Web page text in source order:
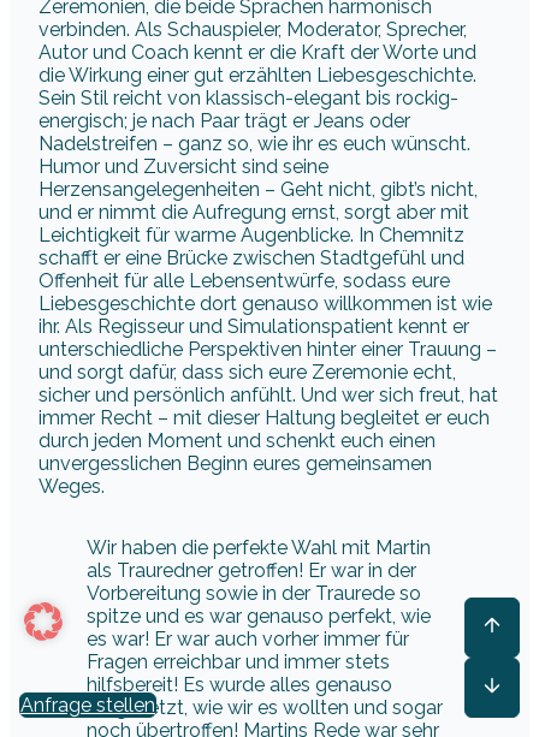
Zeremonien, die beide Sprachen harmonisch
verbinden. Als Schauspieler, Moderator, Sprecher,
Autor und Coach kennt er die Kraft der Worte und
die Wirkung einer gut erzählten Liebesgeschichte.
Sein Stil reicht von klassisch-elegant bis rockig-
energisch; je nach Paar trägt er Jeans oder
Nadelstreifen – ganz so, wie ihr es euch wünscht.
Humor und Zuversicht sind seine
Herzensangelegenheiten – Geht nicht, gibt’s nicht,
und er nimmt die Aufregung ernst, sorgt aber mit
Leichtigkeit für warme Augenblicke. In Chemnitz
schafft er eine Brücke zwischen Stadtgefühl und
Offenheit für alle Lebensentwürfe, sodass eure
Liebesgeschichte dort genauso willkommen ist wie
ihr. Als Regisseur und Simulationspatient kennt er
unterschiedliche Perspektiven hinter einer Trauung –
und sorgt dafür, dass sich eure Zeremonie echt,
sicher und persönlich anfühlt. Und wer sich freut, hat
immer Recht – mit dieser Haltung begleitet er euch
durch jeden Moment und schenkt euch einen
unvergesslichen Beginn eures gemeinsamen
Weges.
Wir haben die perfekte Wahl mit Martin
als Trauredner getroffen! Er war in der
Vorbereitung sowie in der Traurede so
spitze und es war genauso perfekt, wie
es war! Er war auch vorher immer für
Fragen erreichbar und immer stets
hilfsbereit! Es wurde alles genauso
umgesetzt, wie wir es wollten und sogar
noch übertroffen! Martins Rede war sehr
Anfrage stellen